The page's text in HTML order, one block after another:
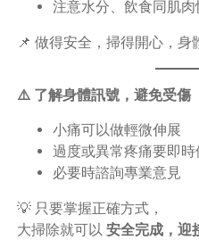
注意水分、飲食同肌肉
📌 做得安全，掃得開心，身
⚠️ 了解身體訊號，避免受傷
小痛可以做輕微伸展
過度或異常疼痛要即時
必要時諮詢專業意見
💡 只要掌握正確方式，
大掃除就可以 安全完成，迎